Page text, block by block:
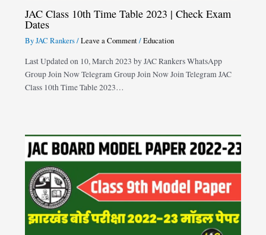
JAC Class 10th Time Table 2023 | Check Exam
Dates
ByJAC Rankers/Leave a Comment /Education
Last Updated on 10, March 2023 by JAC Rankers WhatsApp
Group Join Now Telegram Group Join Now Join Telegram JAC
Class 10th Time Table 2023…